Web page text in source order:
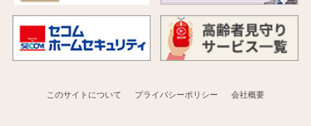
このサイトについて プライバシーポリシー 会社概要